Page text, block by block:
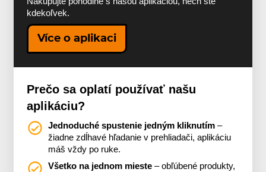
kdekoľvek.
Více o aplikaci
Prečo sa oplatí používať našu
aplikáciu?
Jednoduché spustenie jedným kliknutím –
žiadne zdĺhavé hľadanie v prehliadači, aplikáciu
máš vždy po ruke.
Všetko na jednom mieste – obľúbené produkty,